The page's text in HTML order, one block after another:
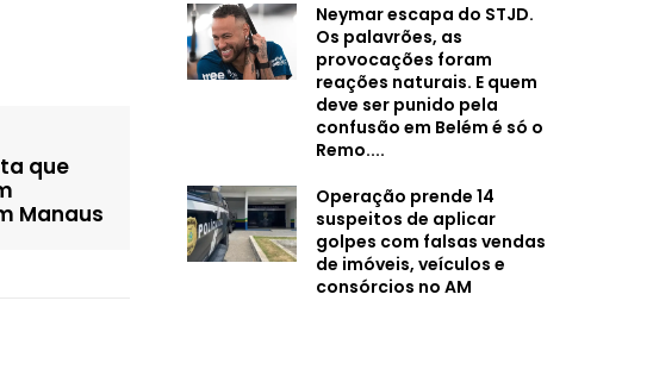
que
Manaus
Neymar escapa do STJD.
Os palavrões, as
provocações foram
reações naturais. E quem
deve ser punido pela
confusão em Belém é só o
Remo....
Operação prende 14
suspeitos de aplicar
golpes com falsas vendas
de imóveis, veículos e
consórcios no AM